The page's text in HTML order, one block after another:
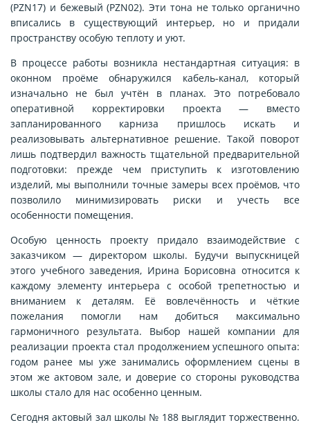
(PZN17) и бежевый (PZN02). Эти тона не только органично
вписались в существующий интерьер, но и придали
пространству особую теплоту и уют.
В процессе работы возникла нестандартная ситуация: в
оконном проёме обнаружился кабель‑канал, который
изначально не был учтён в планах. Это потребовало
оперативной корректировки проекта — вместо
запланированного карниза пришлось искать и
реализовывать альтернативное решение. Такой поворот
лишь подтвердил важность тщательной предварительной
подготовки: прежде чем приступить к изготовлению
изделий, мы выполнили точные замеры всех проёмов, что
позволило минимизировать риски и учесть все
особенности помещения.
Особую ценность проекту придало взаимодействие с
заказчиком — директором школы. Будучи выпускницей
этого учебного заведения, Ирина Борисовна относится к
каждому элементу интерьера с особой трепетностью и
вниманием к деталям. Её вовлечённость и чёткие
пожелания помогли нам добиться максимально
гармоничного результата. Выбор нашей компании для
реализации проекта стал продолжением успешного опыта:
годом ранее мы уже занимались оформлением сцены в
этом же актовом зале, и доверие со стороны руководства
школы стало для нас особенно ценным.
Сегодня актовый зал школы № 188 выглядит торжественно.